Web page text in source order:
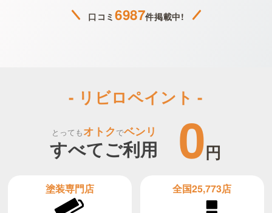
口コミ 6987件掲載中!
- リビロペイント -
とってもオトクでベンリ
すべてご利用 0円
塗装専門店 全国25,773店